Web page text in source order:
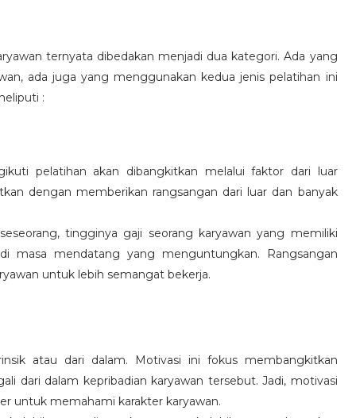
ternyata dibedakan menjadi dua kategori. Ada yang
ada juga yang menggunakan kedua jenis pelatihan ini
:
pelatihan akan dibangkitkan melalui faktor dari luar
dengan memberikan rangsangan dari luar dan banyak
tingginya gaji seorang karyawan yang memiliki
masa mendatang yang menguntungkan. Rangsangan
untuk lebih semangat bekerja.
atau dari dalam. Motivasi ini fokus membangkitkan
dari dalam kepribadian karyawan tersebut. Jadi, motivasi
untuk memahami karakter karyawan.